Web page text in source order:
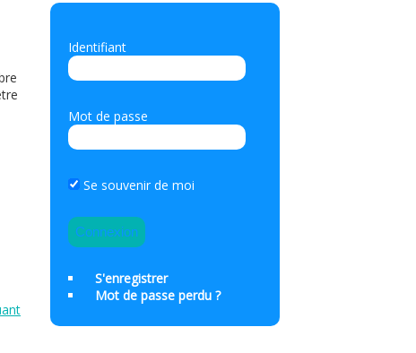
Identifiant
Mot de passe
Se souvenir de moi
S'enregistrer
Mot de passe perdu ?